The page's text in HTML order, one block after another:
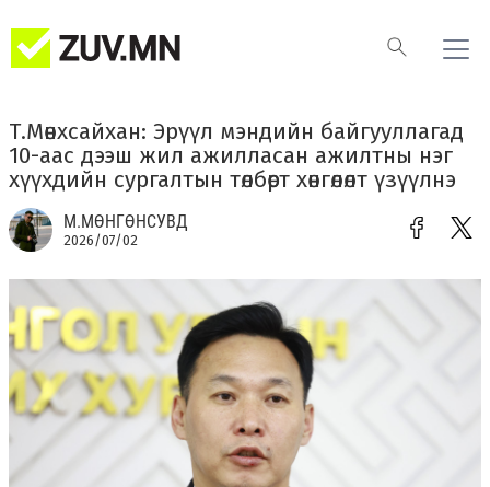
Т.Мөнхсайхан: Эрүүл мэндийн байгууллагад
10-аас дээш жил ажилласан ажилтны нэг
хүүхдийн сургалтын төлбөрт хөнгөлөлт үзүүлнэ
М.МӨНГӨНСУВД
2026/07/02